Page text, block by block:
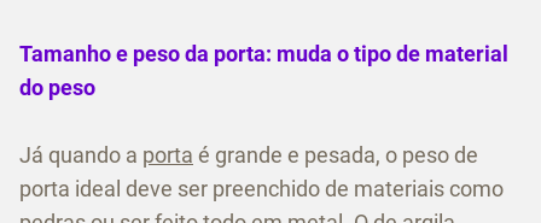
Tamanho e peso da porta: muda o tipo de material
do peso
Já quando a porta é grande e pesada, o peso de
porta ideal deve ser preenchido de materiais como